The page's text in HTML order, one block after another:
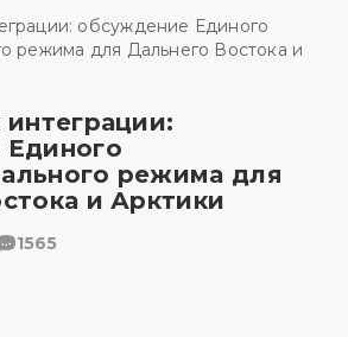
режима для
и Арктики
1565